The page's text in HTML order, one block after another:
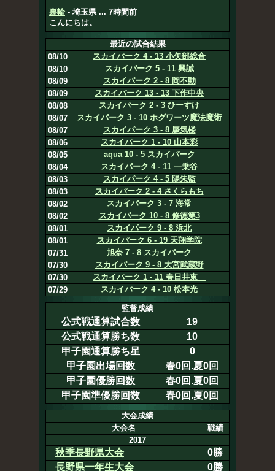
裏輪 - 埼玉県 ... 7時間前
こんにちは。
最近の試合結果
08/10
スカイパーク 4 - 13 小矢部総合
08/10
スカイパーク 5 - 11 興誠
08/09
スカイパーク 2 - 8 岡不動
08/09
スカイパーク 13 - 13 下作中央
08/08
スカイパーク 2 - 3 ひーすけ
08/07
スカイパーク 3 - 10 ホグワーツ魔法魔術
08/07
スカイパーク 3 - 8 蜃気楼
08/06
スカイパーク 1 - 10 山本彩
08/05
aqua 10 - 5 スカイパーク
08/04
スカイパーク 4 - 11 一乗谷
08/03
スカイパーク 4 - 5 陽朱監
08/03
スカイパーク 2 - 4 さくらもち
08/02
スカイパーク 3 - 7 海常
08/02
スカイパーク 10 - 8 修徳第3
08/01
スカイパーク 9 - 8 浜北
08/01
スカイパーク 6 - 19 天翔学院
07/31
旭奈 7 - 8 スカイパーク
07/30
スカイパーク 9 - 8 大宮武蔵野
07/30
スカイパーク 1 - 11 春日井東
07/29
スカイパーク 4 - 10 松本光
監督成績
公式戦通算試合数
19
公式戦通算勝ち数
10
甲子園通算勝ち星
0
甲子園出場回数
春0回.夏0回
甲子園優勝回数
春0回.夏0回
甲子園準優勝回数
春0回.夏0回
大会成績
大会名
戦績
2017
秋季長野県大会
0勝
長野県一年生大会
0勝